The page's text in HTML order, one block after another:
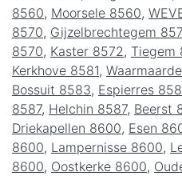
8560, Moorsele 8560,
8570, Gijzelbrechtegem
8570, Kaster 8572 , Tiegem
Kerkhove 8581,
Bossuit 8583, Espierres
8587, Helchin 8587, Beerst
Driekapellen 8600, Esen
8600, Lampernisse 8600,
8600, Oostkerke 8600,